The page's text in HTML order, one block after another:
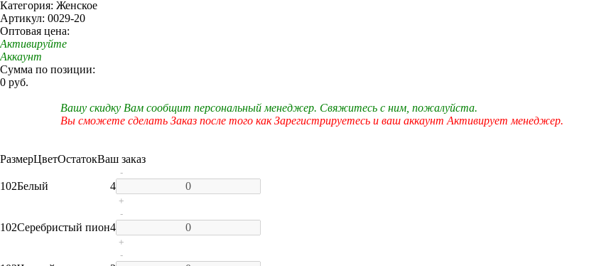
Категория: Женское
Артикул: 0029-20
Оптовая цена:
Активируйте
Аккаунт
Сумма по позиции:
0 руб.
Вашу скидку Вам сообщит персональный менеджер. Свяжитесь с ним, пожалуйста.
Вы сможете сделать Заказ после того как Зарегистрируетесь и ваш аккаунт Активирует менеджер.
РазмерЦветОстатокВаш заказ
102Белый 4
-
+
102Серебристый пион4
-
+
-